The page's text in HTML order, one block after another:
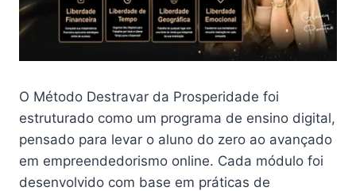
O Método Destravar da Prosperidade foi
estruturado como um programa de ensino digital,
pensado para levar o aluno do zero ao avançado
em empreendedorismo online. Cada módulo foi
desenvolvido com base em práticas de